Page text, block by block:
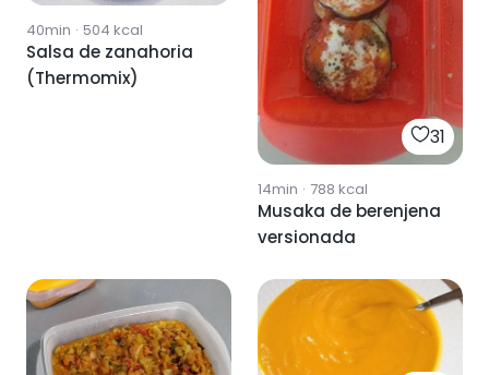
40min · 504 kcal
Salsa de zanahoria
(Thermomix)
31
14min · 788 kcal
Musaka de berenjena
versionada